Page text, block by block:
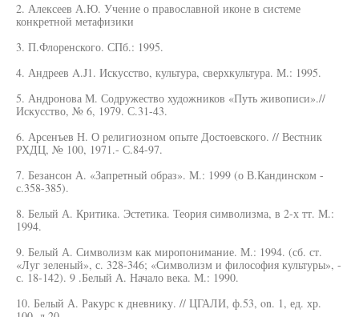
2. Алексеев А.Ю. Учение о православной иконе в системе
конкретной метафизики
3. П.Флоренского. СПб.: 1995.
4. Андреев A.J1. Искусство, культура, сверхкультура. М.: 1995.
5. Андронова М. Содружество художников «Путь живописи».//
Искусство, № 6, 1979. С.31-43.
6. Арсенъев Н. О религиозном опыте Достоевского. // Вестник
РХДЦ, № 100, 1971.- С.84-97.
7. Безансон А. «Запретный образ». М.: 1999 (о В.Кандинском -
с.358-385).
8. Белый А. Критика. Эстетика. Теория символизма, в 2-х тт. М.:
1994.
9. Белый А. Символизм как миропонимание. М.: 1994. (сб. ст.
«Луг зеленый», с. 328-346; «Символизм и философия культуры», -
с. 18-142). 9 .Белый А. Начало века. М.: 1990.
10. Белый А. Ракурс к дневнику. // ЦГАЛИ, ф.53, on. 1, ед. хр.